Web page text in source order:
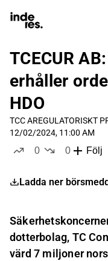
TCECUR
erhåller
HDO
TCC AREGULATORISKT
12/02/2024, 11:00 AM
0
0
Följ
Ladda ner
dotterbolag, TC
värd 7 miljoner